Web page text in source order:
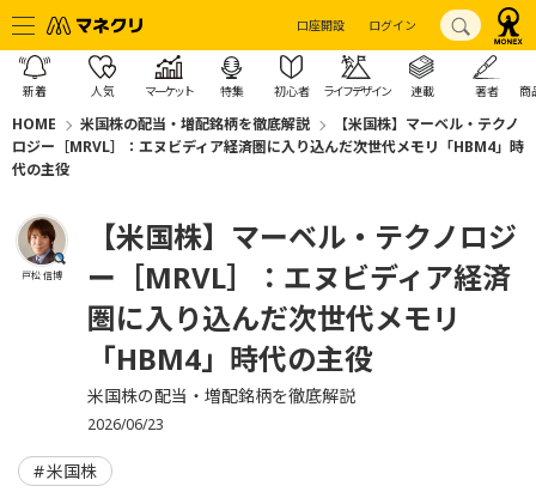
口座開設 ログイン
新着 人気 マーケット 特集 初心者 ライフデザイン 連載 著者 商
HOME 米国株の配当・増配銘柄を徹底解説
【米国株】マーベル・テクノ
ロジー［MRVL］：エヌビディア経済圏に入り込んだ次世代メモリ「HBM4」時
代の主役
戸松 信博
【米国株】マーベル・テクノロジ
ー［MRVL］：エヌビディア経済
圏に入り込んだ次世代メモリ
「HBM4」時代の主役
米国株の配当・増配銘柄を徹底解説
2026/06/23
米国株